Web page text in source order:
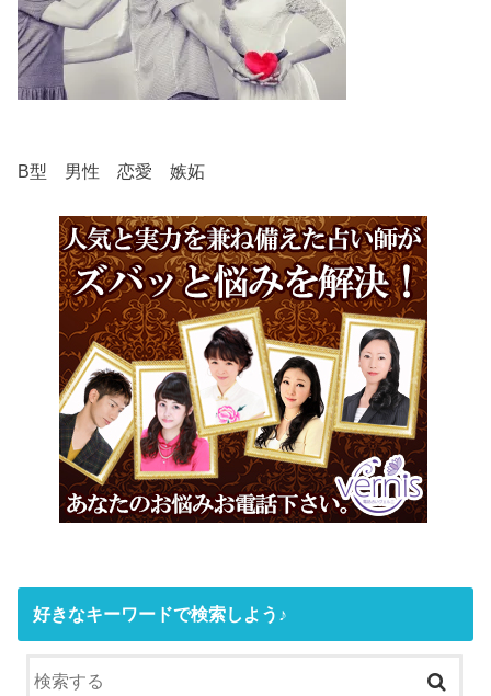
B型 男性 恋愛 嫉妬
好きなキーワードで検索しよう♪